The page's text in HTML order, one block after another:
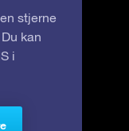
stjerne
kan
i